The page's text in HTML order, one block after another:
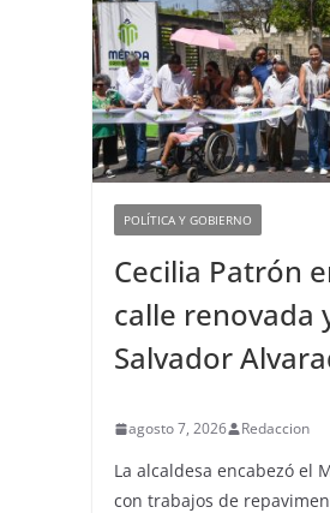
POLÍTICA Y GOBIERNO
Cecilia Patrón
calle renovada
Salvador
agosto 7, 2026 Redaccion
La alcaldesa encabezó el
con trabajos de